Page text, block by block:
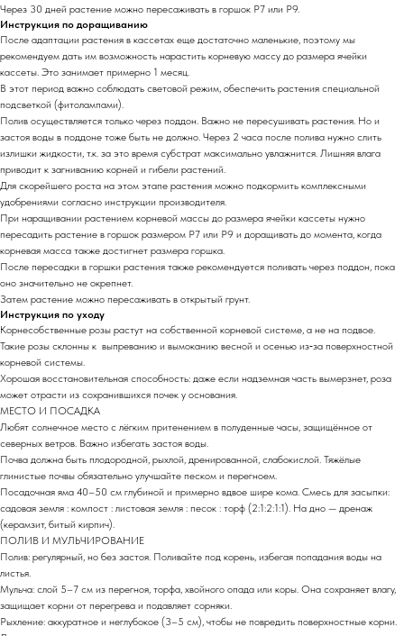
Через 30 дней растение можно пересаживать в горшок Р7 или Р9.
Инструкция по доращиванию
После адаптации растения в кассетах еще достаточно маленькие, поэтому мы
рекомендуем дать им возможность нарастить корневую массу до размера ячейки
кассеты. Это занимает примерно 1 месяц.
В этот период важно соблюдать световой режим, обеспечить растения специальной
подсветкой (фитолампами).
Полив осуществляется только через поддон. Важно не пересушивать растения. Но и
застоя воды в поддоне тоже быть не должно. Через 2 часа после полива нужно слить
излишки жидкости, т.к. за это время субстрат максимально увлажнится. Лишняя влага
приводит к загниванию корней и гибели растений.
Для скорейшего роста на этом этапе растения можно подкормить комплексными
удобрениями согласно инструкции производителя.
При наращивании растением корневой массы до размера ячейки кассеты нужно
пересадить растение в горшок размером Р7 или Р9 и доращивать до момента, когда
корневая масса также достигнет размера горшка.
После пересадки в горшки растения также рекомендуется поливать через поддон, пока
оно значительно не окрепнет.
Затем растение можно пересаживать в открытый грунт.
Инструкция по уходу
Корнесобственные розы растут на собственной корневой системе, а не на подвое.
Такие розы склонны к выпреванию и вымоканию весной и осенью из‑за поверхностной
корневой системы.
Хорошая восстановительная способность: даже если надземная часть вымерзнет, роза
может отрасти из сохранившихся почек у основания.
МЕСТО И ПОСАДКА
Любят солнечное место с лёгким притенением в полуденные часы, защищённое от
северных ветров. Важно избегать застоя воды.
Почва должна быть плодородной, рыхлой, дренированной, слабокислой. Тяжёлые
глинистые почвы обязательно улучшайте песком и перегноем.
Посадочная яма 40–50 см глубиной и примерно вдвое шире кома. Смесь для засыпки:
садовая земля : компост : листовая земля : песок : торф (2:1:2:1:1). На дно — дренаж
(керамзит, битый кирпич).
ПОЛИВ И МУЛЬЧИРОВАНИЕ
Полив: регулярный, но без застоя. Поливайте под корень, избегая попадания воды на
листья.
Мульча: слой 5–7 см из перегноя, торфа, хвойного опада или коры. Она сохраняет влагу,
защищает корни от перегрева и подавляет сорняки.
Рыхление: аккуратное и неглубокое (3–5 см), чтобы не повредить поверхностные корни.